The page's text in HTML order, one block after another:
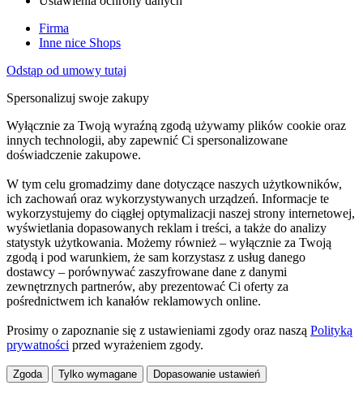
Firma
Inne nice Shops
Odstąp od umowy tutaj
Spersonalizuj swoje zakupy
Wyłącznie za Twoją wyraźną zgodą używamy plików cookie oraz
innych technologii, aby zapewnić Ci spersonalizowane
doświadczenie zakupowe.
W tym celu gromadzimy dane dotyczące naszych użytkowników,
ich zachowań oraz wykorzystywanych urządzeń. Informacje te
wykorzystujemy do ciągłej optymalizacji naszej strony internetowej,
wyświetlania dopasowanych reklam i treści, a także do analizy
statystyk użytkowania. Możemy również – wyłącznie za Twoją
zgodą i pod warunkiem, że sam korzystasz z usług danego
dostawcy – porównywać zaszyfrowane dane z danymi
zewnętrznych partnerów, aby prezentować Ci oferty za
pośrednictwem ich kanałów reklamowych online.
Prosimy o zapoznanie się z ustawieniami zgody oraz naszą Polityką
prywatności przed wyrażeniem zgody.
Zgoda Tylko wymagane Dopasowanie ustawień